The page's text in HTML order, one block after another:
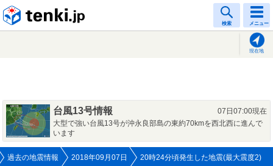
検索 メニュー
現在地
台風13号情報
07日07:00現在
大型で強い台風13号が沖永良部島の東約70kmを西北西に進んで
います
過去の地震情報 2018年09月07日 20時24分頃発生した地震(最大震度2)